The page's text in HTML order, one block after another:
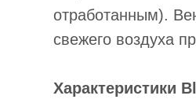
отработанным).
свежего воздуха
Характеристики